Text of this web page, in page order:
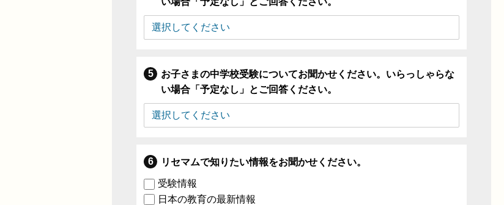
お子さまの中学校受験についてお聞かせください。いらっしゃらな
い場合「予定なし」とご回答ください。
リセマムで知りたい情報をお聞かせください。
受験情報
日本の教育の最新情報